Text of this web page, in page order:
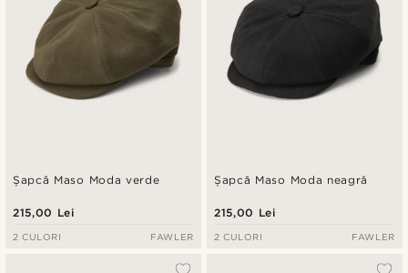
Șapcă Maso Moda verde
215,00 Lei
2 CULORI FAWLER
Șapcă Maso Moda neagră
215,00 Lei
2 CULORI FAWLER